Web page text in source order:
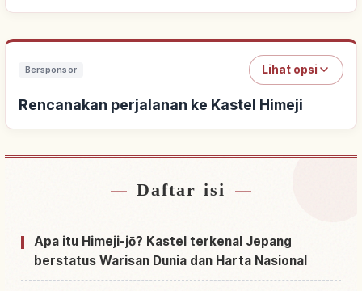
Bersponsor Lihat opsi
Rencanakan perjalanan ke Kastel Himeji
Cari penginapan dekat Kastel Himeji
Cari aktivitas di Kastel Himeji↗
Daftar isi
Apa itu Himeji-jō? Kastel terkenal Jepang
berstatus Warisan Dunia dan Harta Nasional